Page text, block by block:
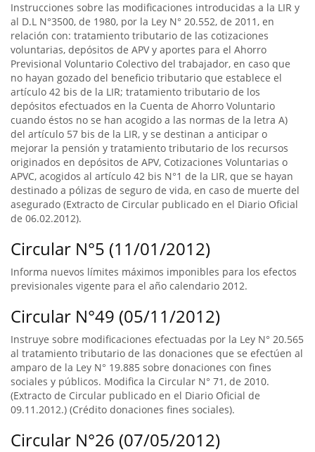
Instrucciones sobre las modificaciones introducidas a la LIR y
al D.L N°3500, de 1980, por la Ley N° 20.552, de 2011, en
relación con: tratamiento tributario de las cotizaciones
voluntarias, depósitos de APV y aportes para el Ahorro
Previsional Voluntario Colectivo del trabajador, en caso que
no hayan gozado del beneficio tributario que establece el
artículo 42 bis de la LIR; tratamiento tributario de los
depósitos efectuados en la Cuenta de Ahorro Voluntario
cuando éstos no se han acogido a las normas de la letra A)
del artículo 57 bis de la LIR, y se destinan a anticipar o
mejorar la pensión y tratamiento tributario de los recursos
originados en depósitos de APV, Cotizaciones Voluntarias o
APVC, acogidos al artículo 42 bis N°1 de la LIR, que se hayan
destinado a pólizas de seguro de vida, en caso de muerte del
asegurado (Extracto de Circular publicado en el Diario Oficial
de 06.02.2012).
Circular N°5 (11/01/2012)
Informa nuevos límites máximos imponibles para los efectos
previsionales vigente para el año calendario 2012.
Circular N°49 (05/11/2012)
Instruye sobre modificaciones efectuadas por la Ley N° 20.565
al tratamiento tributario de las donaciones que se efectúen al
amparo de la Ley N° 19.885 sobre donaciones con fines
sociales y públicos. Modifica la Circular N° 71, de 2010.
(Extracto de Circular publicado en el Diario Oficial de
09.11.2012.) (Crédito donaciones fines sociales).
Circular N°26 (07/05/2012)